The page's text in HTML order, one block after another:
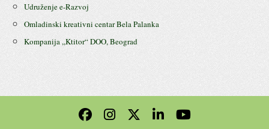
Udruženje e-Razvoj
Omladinski kreativni centar Bela Palanka
Kompanija ,,Ktitor“ DOO, Beograd